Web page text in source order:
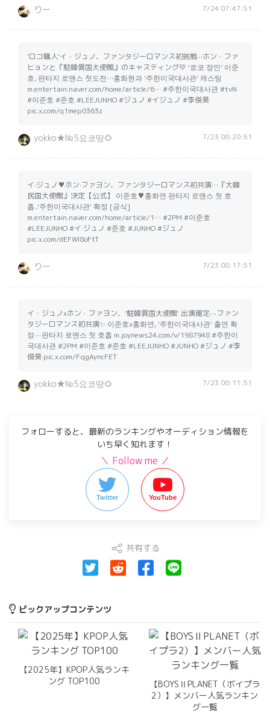
りー 7/24 07:47:51
'ロコ職人'イ・ジュノ、ファンタジーロマンス初挑戦···ホン・ファ
ヒョンと『駐韓異国大使館』のキャスティング💛 ‘로코 장인’ 이준
호, 판타지 로맨스 첫도전…홍화현과 ‘주한이국대사관’ 캐스팅
m.entertain.naver.com/home/article/6… #주한이국대사관 #tvN
#이준호 #준호 #LEEJUNHO #ジュノ #イジュノ #李俊昊
pic.x.com/q1mep0363z
yokko★№5요코땅🌻 7/23 08:20:51
イ·ジュノ♥ホン·ファヨン、ファンタジーロマンス初共演…『大韓
民国大使館』決定【公式】 이준호♥홍화연 판타지 로맨스 첫 호
흡..'주한이국대사관' 확정 [공식]
m.entertain.naver.com/home/article/1… #2PM #이준호
#LEEJUNHO #イ·ジュノ #준호 #JUNHO #ジュノ
pic.x.com/dEFWl8oFtT
りー 7/23 08:17:51
イ・ジュノxホン・ファヨン、'駐韓異国大使館' 出演確定⋯ファン
タジーロマンス初共演✨️ 이준호x홍화연, '주한이국대사관' 출연 확
정⋯판타지 로맨스 첫 호흡 m.joynews24.com/v/1987948 #주한이
국대사관 #2PM #이준호 #준호 #LEEJUNHO #JUNHO #ジュノ #李
俊昊 pic.x.com/FqgAyncFET
yokko★№5요코땅🌻 7/23 08:11:51
フォローすると、最新のランキングやオーディション情報を
いち早く知れます！
＼ Follow me ／
Twitter YouTube
共有する
ピックアップコンテンツ
【2025年】KPOP人気ランキ
ング TOP100
【BOYSⅡPLANET（ボイプラ
2）】メンバー人気ランキン
グ一覧